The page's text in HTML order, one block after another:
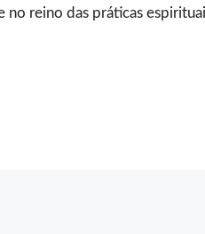
no reino das práticas